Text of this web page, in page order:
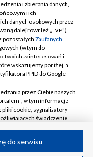
i zbierania danych,
i ich
danych osobowych przez
dalej również „TVP”),
pozostałych Zaufanych
(w tym do
Twoich zainteresowań i
wskazujemy poniżej, a
PPID do Google.
przez Ciebie naszych
w tym informacje
pliki cookie, sygnalizatory
świadczenie
do serwisu